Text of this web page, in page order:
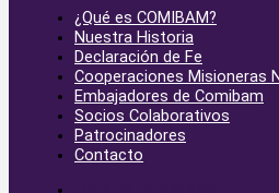
¿Qué es COMIBAM?
Nuestra Historia
Declaración de Fe
Cooperaciones Misioneras
Embajadores de Comibam
Socios Colaborativos
Patrocinadores
Contacto